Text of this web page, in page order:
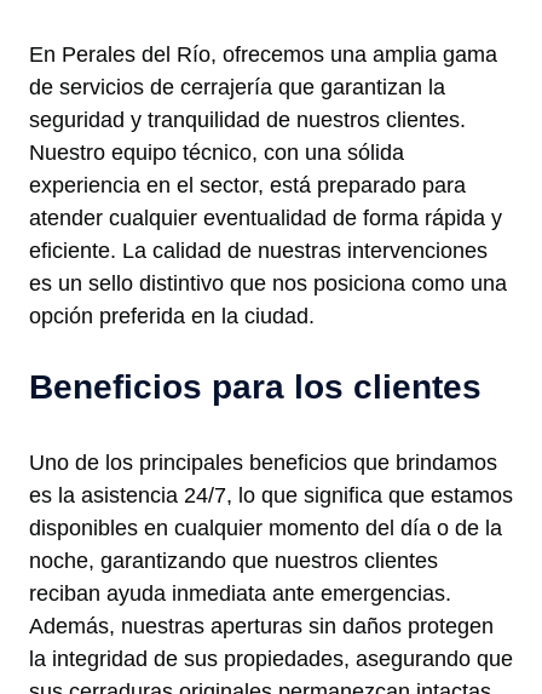
En Perales del Río, ofrecemos una amplia gama
de servicios de cerrajería que garantizan la
seguridad y tranquilidad de nuestros clientes.
Nuestro equipo técnico, con una sólida
experiencia en el sector, está preparado para
atender cualquier eventualidad de forma rápida y
eficiente. La calidad de nuestras intervenciones
es un sello distintivo que nos posiciona como una
opción preferida en la ciudad.
Beneficios para los clientes
Uno de los principales beneficios que brindamos
es la asistencia 24/7, lo que significa que estamos
disponibles en cualquier momento del día o de la
noche, garantizando que nuestros clientes
reciban ayuda inmediata ante emergencias.
Además, nuestras aperturas sin daños protegen
la integridad de sus propiedades, asegurando que